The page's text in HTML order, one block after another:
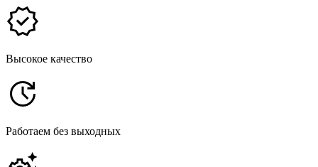
Высокое качество
Работаем без выходных